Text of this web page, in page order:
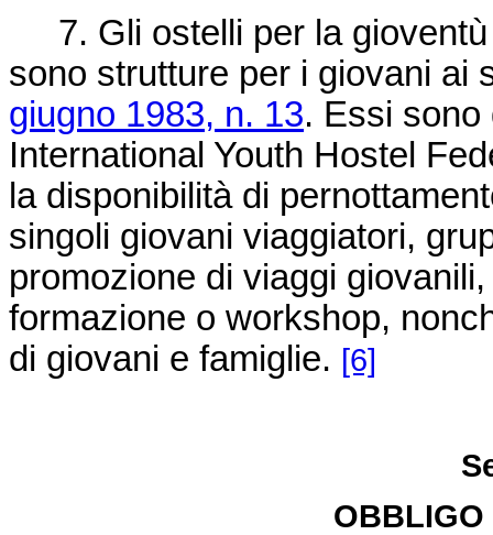
7. Gli ostelli per la gioventù
sono strutture per i giovani ai
giugno 1983, n. 13. Essi sono
International Youth Hostel
la disponibilità di
singoli giovani viaggiatori,
promozione di viaggi
formazione o workshop,
di giovani e famiglie. [6]